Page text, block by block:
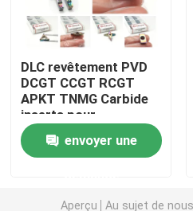
Insertion de rotation de
Carbure filetant l'insertion
Carbure cannelant l'insertion
DLC revêtement PVD
DCGT CCGT RCGT
APKT TNMG Carbide
inserts pour
l'aluminium
envoyer une
Aperçu Au sujet de nous